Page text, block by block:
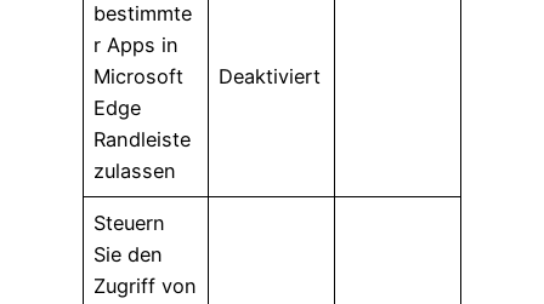
bestimmte
r Apps in
Microsoft
Edge
Randleiste
zulassen
Deaktiviert
Steuern
Sie den
Zugriff von